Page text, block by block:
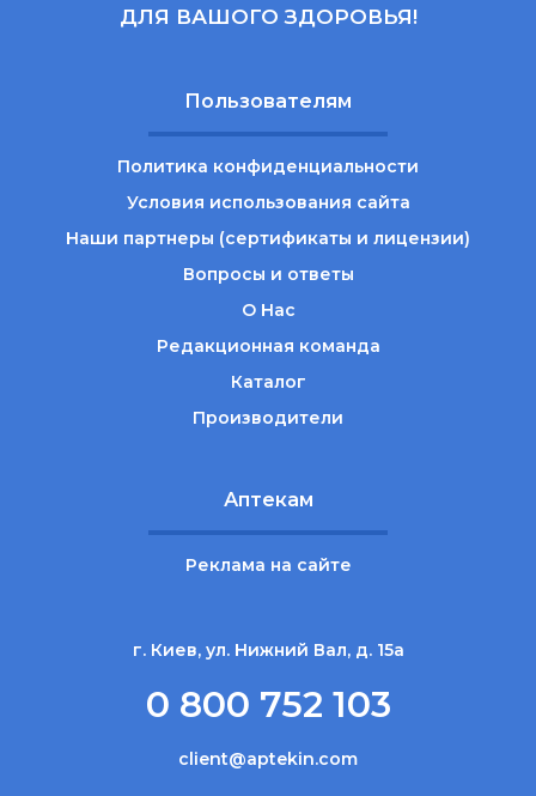
ДЛЯ ВАШОГО ЗДОРОВЬЯ!
Пользователям
Политика конфиденциальности
Условия использования сайта
Наши партнеры (сертификаты и лицензии)
Вопросы и ответы
О Нас
Редакционная команда
Каталог
Производители
Аптекам
Реклама на сайте
г. Киев, ул. Нижний Вал, д. 15а
0 800 752 103
client@aptekin.com